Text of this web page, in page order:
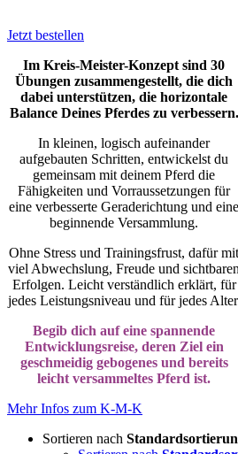
Jetzt bestellen
Im Kreis-Meister-Konzept sind 30
Übungen zusammengestellt, die dich
dabei unterstützen, die horizontale
Balance Deines Pferdes zu verbessern.
In kleinen, logisch aufeinander
aufgebauten Schritten, entwickelst du
gemeinsam mit deinem Pferd die
Fähigkeiten und Vorraussetzungen für
eine verbesserte Geraderichtung und eine
beginnende Versammlung.
Ohne Stress und Trainingsfrust, dafür mit
viel Abwechslung, Freude und sichtbaren
Erfolgen. Leicht verständlich erklärt, für
jedes Leistungsniveau und für jedes
Begib dich auf eine spannende
Entwicklungsreise, deren Ziel ein
geschmeidig gebogenes und bereits
leicht versammeltes Pferd ist.
Mehr Infos zum K-M-K
Sortieren nach